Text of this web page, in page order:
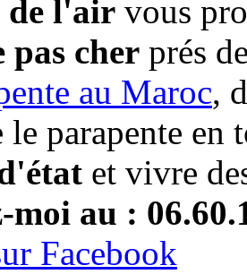
de l'air vous
pas cher prés
au Maroc,
parapente en
et vivre
moi au :
Facebook